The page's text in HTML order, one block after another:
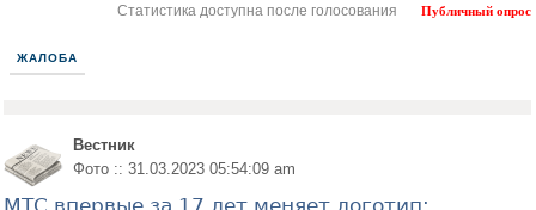
Статистика доступна после голосования Публичный опрос
ЖАЛОБА
Вестник
Фото :: 31.03.2023 05:54:09 am
МТС впервые за 17 лет меняет логотип: